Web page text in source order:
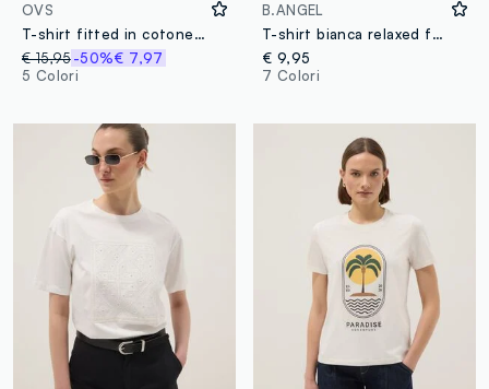
OVS
T-shirt fitted in cotone elasticizzato giallo
€ 15,95-50%€ 7,97
5 Colori
B.ANGEL
T-shirt bianca relaxed fit in puro cotone con scritta sul petto
€ 9,95
7 Colori